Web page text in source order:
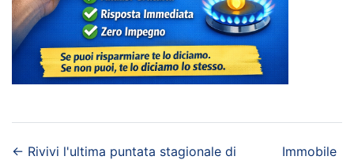
← Rivivi l'ultima puntata stagionale di
Immobile